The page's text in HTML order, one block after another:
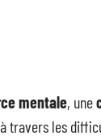
mentale, une
travers les